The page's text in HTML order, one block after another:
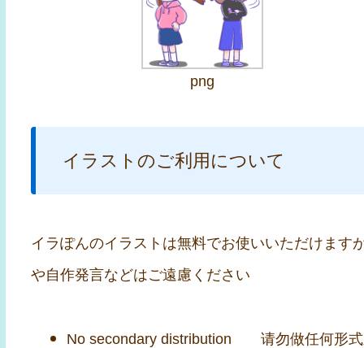
png
イラストのご利用について
イラぽんのイラストは無料でお使いいただけます
や自作発言などはご遠慮ください
No secondary distribution 请勿做任何形式